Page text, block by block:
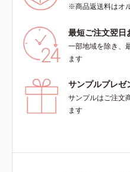
※商品返送料はオ
最短ご注文翌日
一部地域を除き、
ます
サンプルプレゼ
サンプルはご注文
ます